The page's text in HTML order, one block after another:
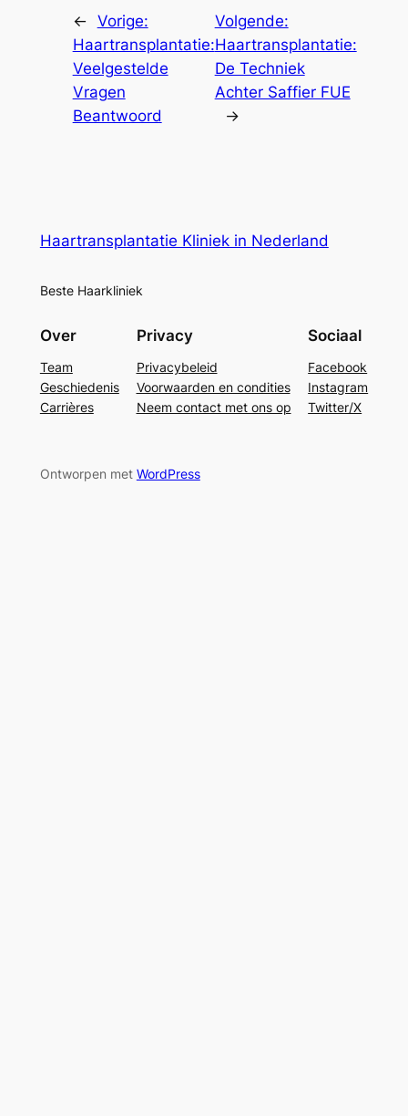
← Vorige:
Haartransplantatie:
Veelgestelde
Vragen
Beantwoord
Volgende:
Haartransplantatie:
De Techniek
Achter Saffier FUE
→
Haartransplantatie Kliniek in Nederland
Beste Haarkliniek
Over
Team
Geschiedenis
Carrières
Privacy
Privacybeleid
Voorwaarden en condities
Neem contact met ons op
Sociaal
Facebook
Instagram
Twitter/X
Ontworpen met WordPress